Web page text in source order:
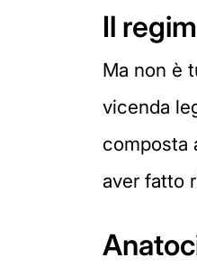
Il
Ma non è
vicenda
composta
aver fatto